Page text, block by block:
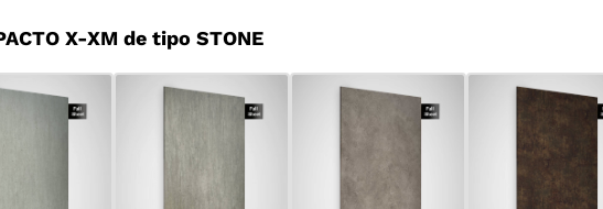
X-XM de tipo STONE